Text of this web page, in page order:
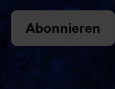
Abonnieren